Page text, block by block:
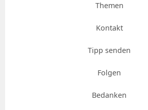
Themen
Kontakt
Tipp senden
Folgen
Bedanken